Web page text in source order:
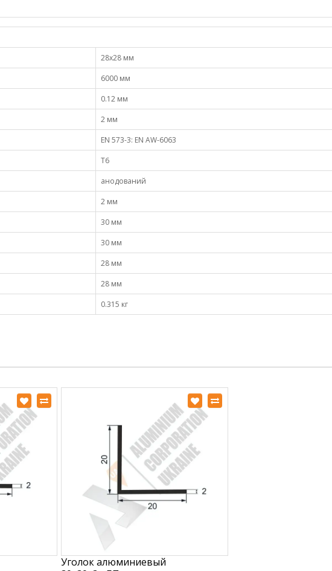
28х28 мм
6000 мм
0.12 мм
2 мм
EN 573-3: EN AW-6063
Т6
анодований
2 мм
30 мм
30 мм
28 мм
28 мм
0.315 кг
Уголок алюминиевый